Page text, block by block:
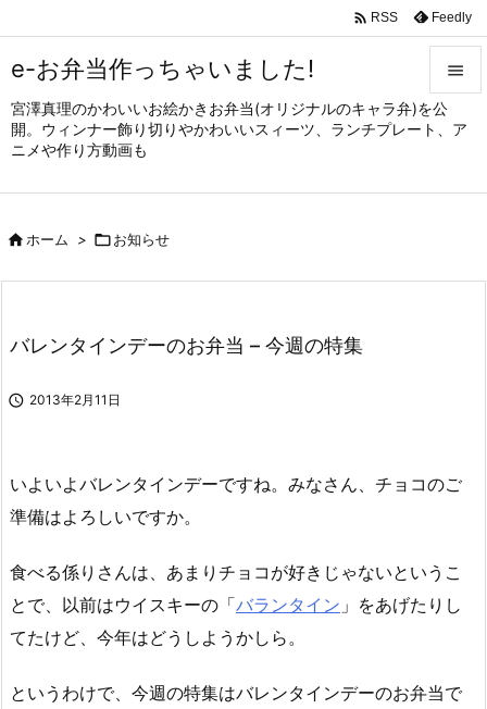
e-お弁当作っちゃいました!
宮澤真理のかわいいお絵かきお弁当(オリジナルのキャラ弁)を公
開。ウィンナー飾り切りやかわいいスィーツ、ランチプレート、ア
ニメや作り方動画も


メニュ
サイド

 RSS Feedly
ホーム > お知らせ
バレンタインデーのお弁当 – 今週の特集
 2013年2月11日
いよいよバレンタインデーですね。みなさん、チョコのご
準備はよろしいですか。
食べる係りさんは、あまりチョコが好きじゃないというこ
とで、以前はウイスキーの「バランタイン 」をあげたりし
てたけど、今年はどうしようかしら。
というわけで、今週の特集はバレンタインデーのお弁当で